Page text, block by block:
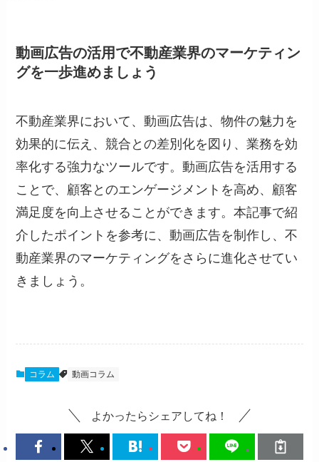
動画広告の活用で不動産業界のマーケティン
グを一歩進めましょう
不動産業界において、動画広告は、物件の魅力を
効果的に伝え、競合との差別化を図り、業務を効
率化する強力なツールです。動画広告を活用する
ことで、顧客とのエンゲージメントを高め、顧客
満足度を向上させることができます。本記事で紹
介したポイントを参考に、動画広告を制作し、不
動産業界のマーケティングをさらに進化させてい
きましょう。
コラム 動画コラム
よかったらシェアしてね！